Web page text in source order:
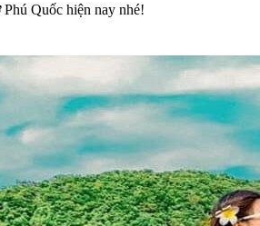
Quốc hiện nay nhé!